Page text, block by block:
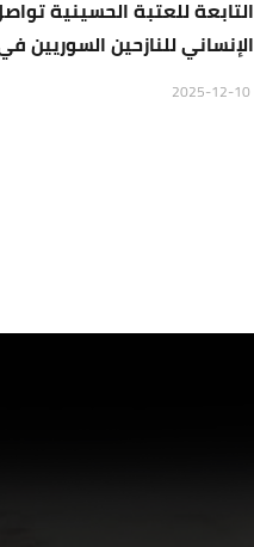
التابعة للعتبة الحسينية
الإنساني للنازحين السوريين